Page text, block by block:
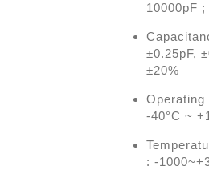
10000pF
±0.25pF,
±20%
Operating
-40°C ~
: -